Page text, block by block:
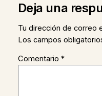
Deja una
Tu dirección de correo
Los campos
Comentario *